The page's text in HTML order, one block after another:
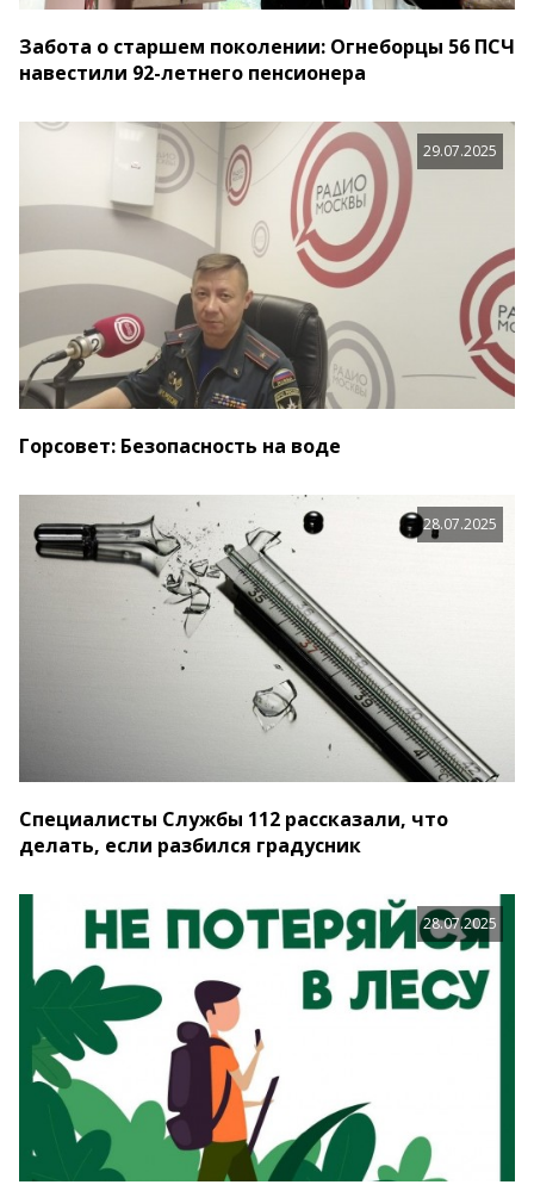
Забота о старшем поколении: Огнеборцы 56 ПСЧ
навестили 92-летнего пенсионера
29.07.2025
Горсовет: Безопасность на воде
28.07.2025
Специалисты Службы 112 рассказали, что
делать, если разбился градусник
28.07.2025